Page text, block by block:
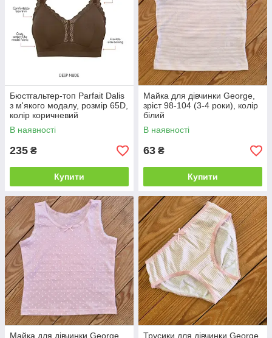
Бюстгальтер-топ Parfait Dalis
з м'якого модалу, розмір 65D,
колір коричневий
В наявності
235 ₴
Купити
Майка для дівчинки George,
зріст 98-104 (3-4 роки), колір
білий
В наявності
63 ₴
Купити
Майка для дівчинки George,
Трусики для дівчинки George,